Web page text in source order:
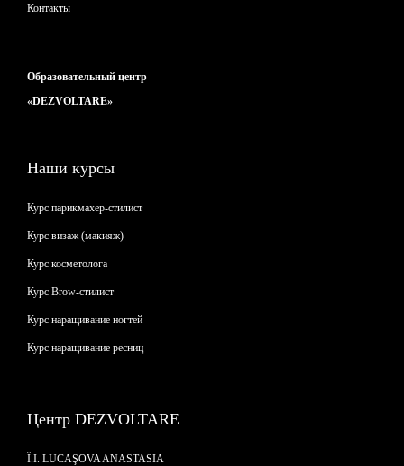
Контакты
Образовательный центр
«DEZVOLTARE»
Наши курсы
Курс парикмахер-стилист
Курс визаж (макияж)
Курс косметолога
Курс Brow-стилист
Курс наращивание ногтей
Курс наращивание ресниц
Центр DEZVOLTARE
Î.I. LUCAŞOVA ANASTASIA